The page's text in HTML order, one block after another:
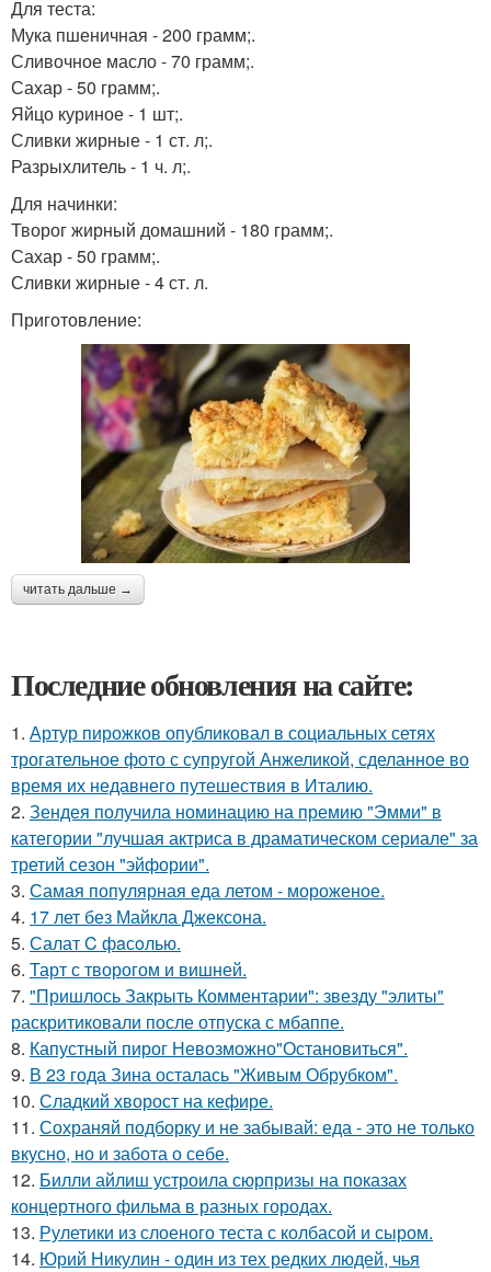
Для теста:
Мука пшеничная - 200 грамм;.
Сливочное масло - 70 грамм;.
Сахар - 50 грамм;.
Яйцо куриное - 1 шт;.
Сливки жирные - 1 ст. л;.
Разрыхлитель - 1 ч. л;.
Для начинки:
Творог жирный домашний - 180 грамм;.
Сахар - 50 грамм;.
Сливки жирные - 4 ст. л.
Приготовление:
читать дальше →
Последние обновления на сайте:
1. Артур пирожков опубликовал в социальных сетях
трогательное фото с супругой Анжеликой, сделанное во
время их недавнего путешествия в Италию.
2. Зендея получила номинацию на премию "Эмми" в
категории "лучшая актриса в драматическом сериале" за
третий сезон "эйфории".
3. Самая популярная еда летом - мороженое.
4. 17 лет без Майкла Джексона.
5. Салат C фaсoлью.
6. Тарт с творогом и вишней.
7. "Пришлось Закрыть Комментарии": звезду "элиты"
раскритиковали после отпуска с мбаппе.
8. Капустный пирог Невозможно"Остановиться".
9. В 23 года Зина осталась "Живым Обрубком".
10. Сладкий хворост на кефире.
11. Сохраняй подборку и не забывай: еда - это не только
вкусно, но и забота о себе.
12. Билли айлиш устроила сюрпризы на показах
концертного фильма в разных городах.
13. Рулетики из слоеного теста с колбасой и сыром.
14. Юрий Никулин - один из тех редких людей, чья